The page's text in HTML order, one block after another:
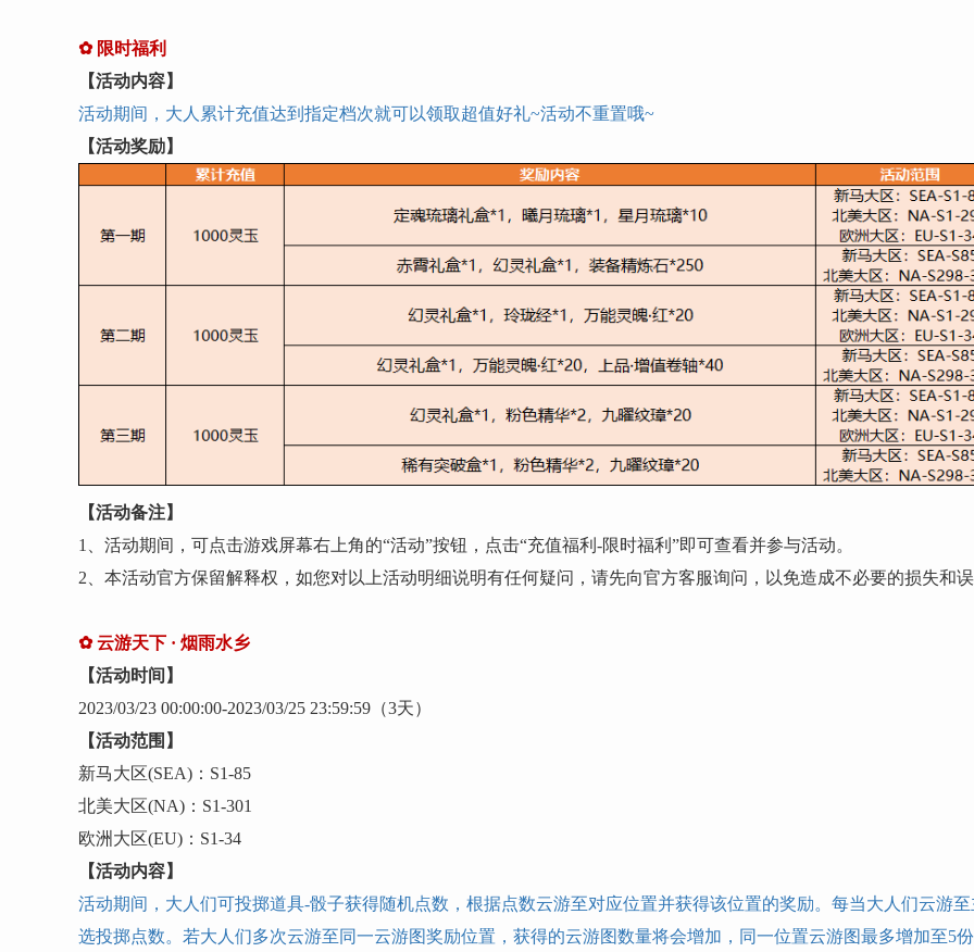
✿ 限时福利
【活动内容】
活动期间，大人累计充值达到指定档次就可以领取超值好礼~活动不重置哦~
【活动奖励】
【活动备注】
1、活动期间，可点击游戏屏幕右上角的“活动”按钮，点击“充值福利-限时福利”即可查看并参与活动。
2、本活动官方保留解释权，如您对以上活动明细说明有任何疑问，请先向官方客服询问，以免造成不必要的损失和
✿ 云游天下 · 烟雨水乡
【活动时间】
2023/03/23 00:00:00-2023/03/25 23:59:59 （3天）
【活动范围】
新马大区(SEA)：S1-85
北美大区(NA)：S1-301
欧洲大区(EU)：S1-34
【活动内容】
活动期间，大人们可投掷道具-骰子获得随机点数，根据点数云游至对应位置并获得该位置的奖励。每当大人们云游
选投掷点数。若大人们多次云游至同一云游图奖励位置，获得的云游图数量将会增加，同一位置云游图最多增加至5